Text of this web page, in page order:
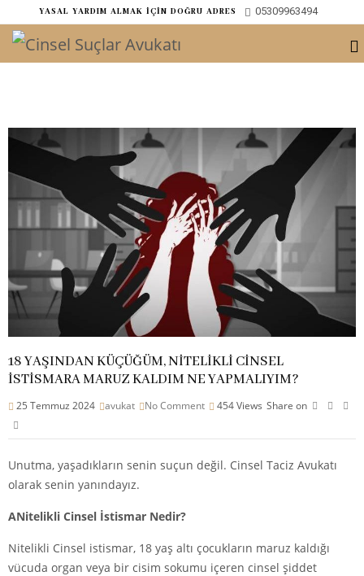
ㅤYASAL YARDIM ALMAK İÇİN DOĞRU ADRES 05309963494
18 YAŞINDAN KÜÇÜĞÜM, NİTELİKLİ CİNSEL
İSTİSMARA MARUZ KALDIM NE YAPMALIYIM?
25 Temmuz 2024 avukat No Comment 454Views Share on
Unutma, yaşadıkların senin suçun değil. Cinsel Taciz Avukatı
olarak senin yanındayız.
ANitelikli Cinsel İstismar Nedir?
Nitelikli Cinsel istismar, 18 yaş altı çocukların maruz kaldığı
vücuda organ veya bir cisim sokumu içeren cinsel şiddet